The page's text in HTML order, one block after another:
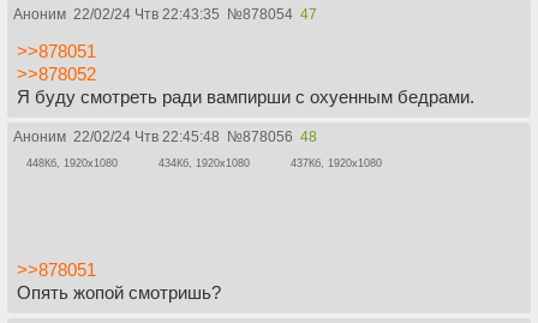
Аноним 22/02/24 Чтв 22:43:35 №878054 47
>>878051
>>878052
Я буду смотреть ради вампирши с охуенным бедрами.
Аноним 22/02/24 Чтв 22:45:48 №878056 48
448Кб, 1920x1080 434Кб, 1920x1080 437Кб, 1920x1080
>>878051
Опять жопой смотришь?